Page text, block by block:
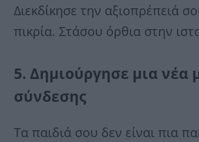
Διεκδίκησε την αξιοπρέπειά
πικρία. Στάσου όρθια στην
5. Δημιούργησε μια νέα
σύνδεσης
Τα παιδιά σου δεν είναι πια